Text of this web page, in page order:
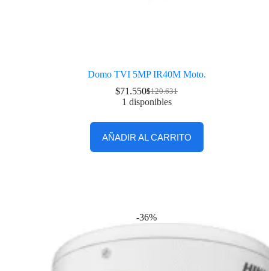
Domo TVI 5MP IR40M Moto.
$120.631
$71.550
1 disponibles
AÑADIR AL CARRITO
-36%